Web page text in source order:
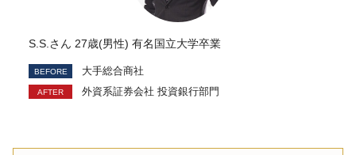
S.S.さん 27歳(男性) 有名国立大学卒業
大手総合商社
外資系証券会社 投資銀行部門